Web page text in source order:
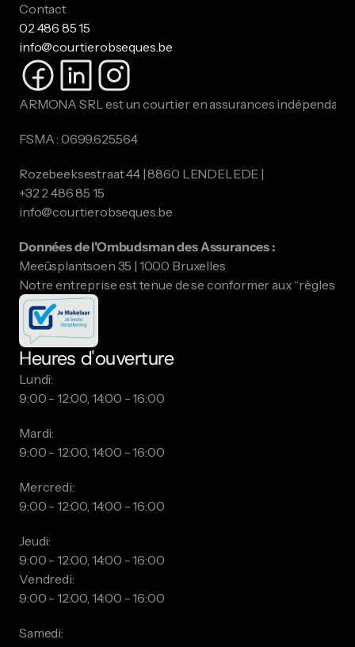
Contact
02 486 85 15
info@courtierobseques.be
ARMONA SRL est un courtier en assurances indépendant.
FSMA : 0699.625.564
Rozebeeksestraat 44 | 8860 LENDELEDE |
​​​​​​​+32 2 486 85 15
info@courtierobseques.be
Données de l'Ombudsman des Assurances :
Meeûsplantsoen 35 | 1000 Bruxelles
Notre entreprise est tenue de se conformer aux “règles de
Heures d'ouverture
Lundi:
9:00 - 12:00, 14:00 - 16:00
Mardi:
9:00 - 12:00, 14:00 - 16:00
Mercredi:
9:00 - 12:00, 14:00 - 16:00
Jeudi:
9:00 - 12:00, 14:00 - 16:00
Vendredi:
9:00 - 12:00, 14:00 - 16:00
Samedi: